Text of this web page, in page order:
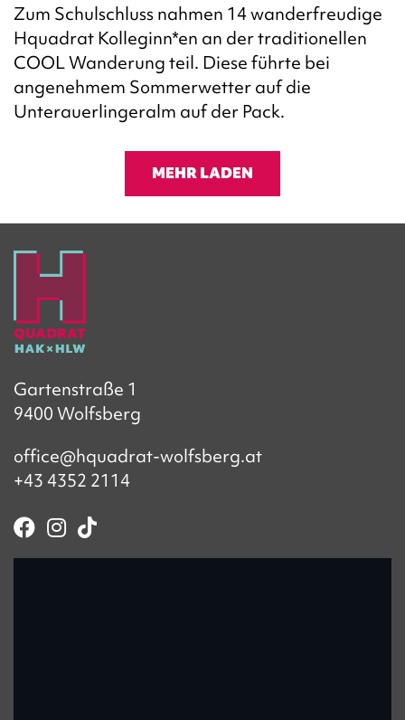
Zum Schulschluss nahmen 14 wanderfreudige
Hquadrat Kolleginn*en an der traditionellen
COOL Wanderung teil. Diese führte bei
angenehmem Sommerwetter auf die
Unterauerlingeralm auf der Pack.
MEHR LADEN
Gartenstraße 1
9400 Wolfsberg
office@hquadrat-wolfsberg.at
+43 4352 2114